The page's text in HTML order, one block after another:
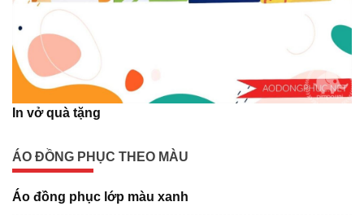
In vở quà tặng
ÁO ĐỒNG PHỤC THEO MÀU
Áo đồng phục lớp màu xanh